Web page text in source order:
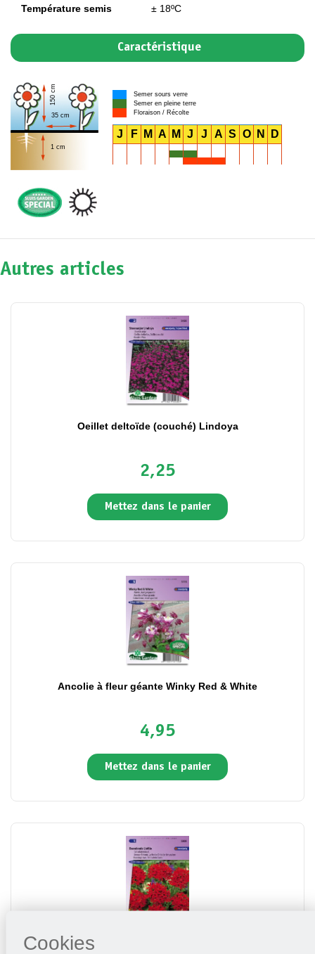
Cookies
Température semis
± 18ºC
Caractéristique
1 cm
150 cm
35 cm
Semer sours verre
Semer en pleine terre
Floraison / Récolte
J F M A M J J A S O N D
Autres articles
Oeillet deltoïde (couché) Lindoya
2,25
Mettez dans le panier
Ancolie à fleur géante Winky Red & White
4,95
Mettez dans le panier
Amour Ardent, Lychnide Croix de Jéruzalem Rouge